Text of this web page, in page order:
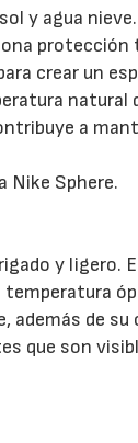
y agua nieve.
protección
crear un
natural
a
Nike Sphere.
y ligero.
de su
que son